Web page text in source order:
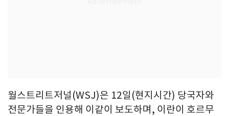
월스트리트저널(WSJ)은 12일(현지시간) 당국자와
전문가들을 인용해 이같이 보도하며, 이란이 호르무